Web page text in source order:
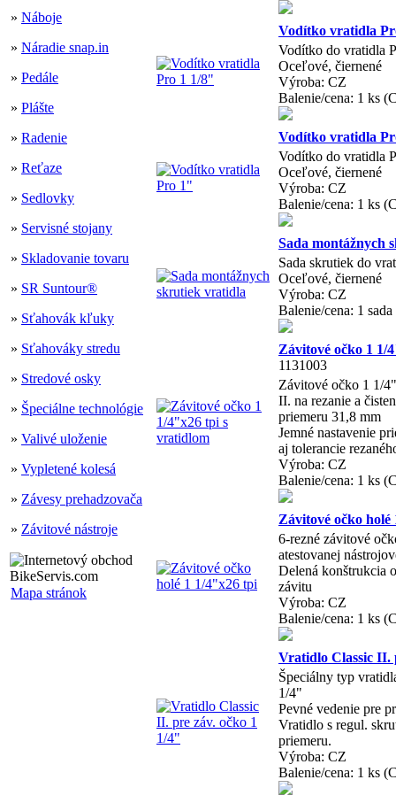
» Náboje
» Náradie snap.in
» Pedále
» Plášte
» Radenie
» Reťaze
» Sedlovky
» Servisné stojany
» Skladovanie tovaru
» SR Suntour®
» Sťahovák kľuky
» Sťahováky stredu
» Stredové osky
» Špeciálne technológie
» Valivé uloženie
» Vypletené kolesá
» Závesy prehadzovača
» Závitové nástroje
Mapa stránok
Vodítko vratidla
Vodítko do vratidla
Oceľové, čiernené
Výroba: CZ
Balenie/cena: 1 ks
Vodítko vratidla
Vodítko do vratidla
Oceľové, čiernené
Výroba: CZ
Balenie/cena: 1 ks
Sada montážnych
Sada skrutiek do
Oceľové, čiernené
Výroba: CZ
Balenie/cena: 1
Závitové očko 1 1/
1131003
Závitové očko 1 1/
II. na rezanie a
priemeru 31,8 mm
Jemné nastavenie
aj tolerancie
Výroba: CZ
Balenie/cena: 1 ks
Závitové očko
6-rezné závitové
atestovanej
Delená konštrukcia
závitu
Výroba: CZ
Balenie/cena: 1 ks
Vratidlo Classic II.
Špeciálny typ
1/4"
Pevné vedenie pre
Vratidlo s regul.
priemeru.
Výroba: CZ
Balenie/cena: 1 ks